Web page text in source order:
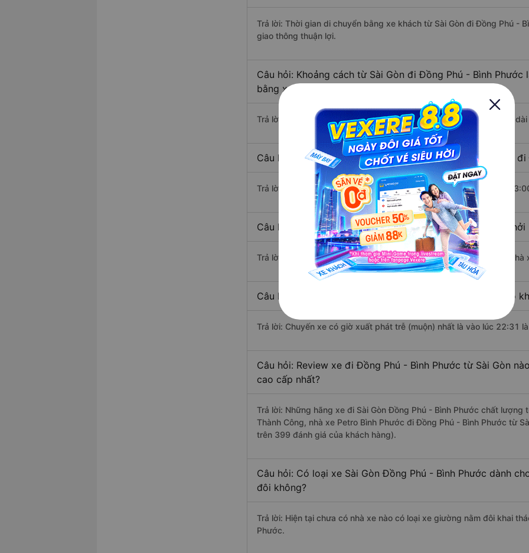
Trả lời: Thời gian di chuyển bằng xe khách từ Sài Gòn đi Đồng Phú -
giao thông thuận lợi.
Câu hỏi: Khoảng cách từ Sài Gòn đi Đồng Phú - Bình Phước
bằng xe khách?
Trả lời: Đoạn đường đi Đồng Phú - Bình Phước từ Sài Gòn có chiều
Câu hỏi: Mỗi ngày có bao nhiêu chuyến xe khách Sài Gòn
Trả lời: Trung bình mỗi ngày có khoảng 314 chuyến xe bắt đầu từ
Câu hỏi: Nhà xe đi Sài Gòn Đồng Phú - Bình Phước nào khởi
Trả lời: Chuyến xe có giờ xuất phát sớm nhất vào lúc 3:00 là của nhà
Câu hỏi: Nhà xe đi Đồng Phú - Bình Phước từ Sài Gòn nào
Trả lời: Chuyến xe có giờ xuất phát trễ (muộn) nhất là vào lúc 22:31
Câu hỏi: Review xe đi Đồng Phú - Bình Phước từ Sài Gòn
cao cấp nhất?
Trả lời: Những hãng xe đi Sài Gòn Đồng Phú - Bình Phước chất
Thành Công, nhà xe Petro Bình Phước đi Đồng Phú - Bình Phước từ
trên 399 đánh giá của khách hàng).
Câu hỏi: Có loại xe Sài Gòn Đồng Phú - Bình Phước dành
đôi không?
Trả lời: Hiện tại chưa có nhà xe nào có loại xe giường nằm đôi khai
Phước.